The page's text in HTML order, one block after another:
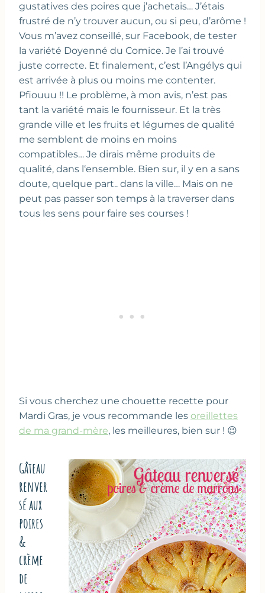
gustatives des poires que j’achetais… J’étais
frustré de n’y trouver aucun, ou si peu, d’arôme !
Vous m’avez conseillé, sur Facebook, de tester
la variété Doyenné du Comice. Je l’ai trouvé
juste correcte. Et finalement, c’est l’Angélys qui
est arrivée à plus ou moins me contenter.
Pfiouuu !! Le problème, à mon avis, n’est pas
tant la variété mais le fournisseur. Et la très
grande ville et les fruits et légumes de qualité
me semblent de moins en moins
compatibles… Je dirais même produits de
qualité, dans l‘ensemble. Bien sur, il y en a sans
doute, quelque part.. dans la ville… Mais on ne
peut pas passer son temps à la traverser dans
tous les sens pour faire ses courses !
Si vous cherchez une chouette recette pour
Mardi Gras, je vous recommande les oreillettes
de ma grand-mère, les meilleures, bien sur ! 😉
Gâteau
renver
sé aux
poires
&
crème
de